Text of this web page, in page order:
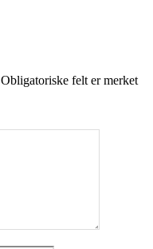
Obligatoriske felt er merket